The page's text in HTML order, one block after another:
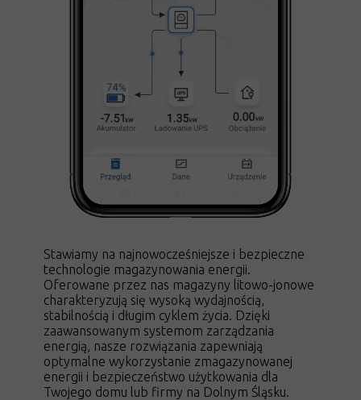
Stawiamy na najnowocześniejsze i bezpieczne
technologie magazynowania energii.
Oferowane przez nas magazyny litowo-jonowe
charakteryzują się wysoką wydajnością,
stabilnością i długim cyklem życia. Dzięki
zaawansowanym systemom zarządzania
energią, nasze rozwiązania zapewniają
optymalne wykorzystanie zmagazynowanej
energii i bezpieczeństwo użytkowania dla
Twojego domu lub firmy na Dolnym Śląsku.